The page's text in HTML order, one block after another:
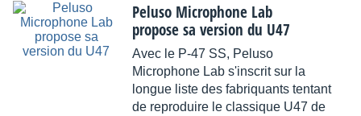
Peluso Microphone Lab
propose sa version du U47
Avec le P-47 SS, Peluso
Microphone Lab s'inscrit sur la
longue liste des fabriquants tentant
de reproduire le classique U47 de